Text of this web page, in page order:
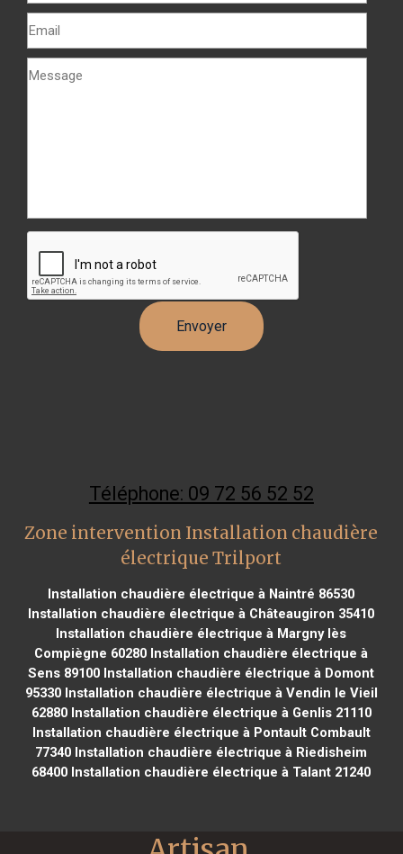
Téléphone: 09 72 56 52 52
Zone intervention Installation chaudière
électrique Trilport
Installation chaudière électrique à Naintré 86530
Installation chaudière électrique à Châteaugiron 35410
Installation chaudière électrique à Margny lès
Compiègne 60280 Installation chaudière électrique à
Sens 89100 Installation chaudière électrique à Domont
95330Installation chaudière électrique à Vendin le Vieil
62880Installation chaudière électrique à Genlis 21110
Installation chaudière électrique à Pontault Combault
77340 Installation chaudière électrique à Riedisheim
68400 Installation chaudière électrique à Talant 21240